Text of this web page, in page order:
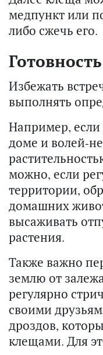
медпункт или
либо сжечь его.
Избежать
выполнять
Например,
доме и волей-
можно, если
территории,
домашних
высаживать
растения.
Также важно
землю от
регулярно
своими
дроздов,
клещами. Для